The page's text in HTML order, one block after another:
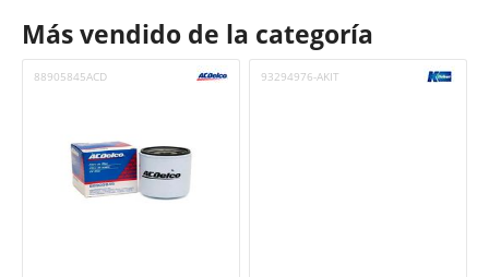
Más vendido de la categoría
88905845ACD 93294976-AKIT